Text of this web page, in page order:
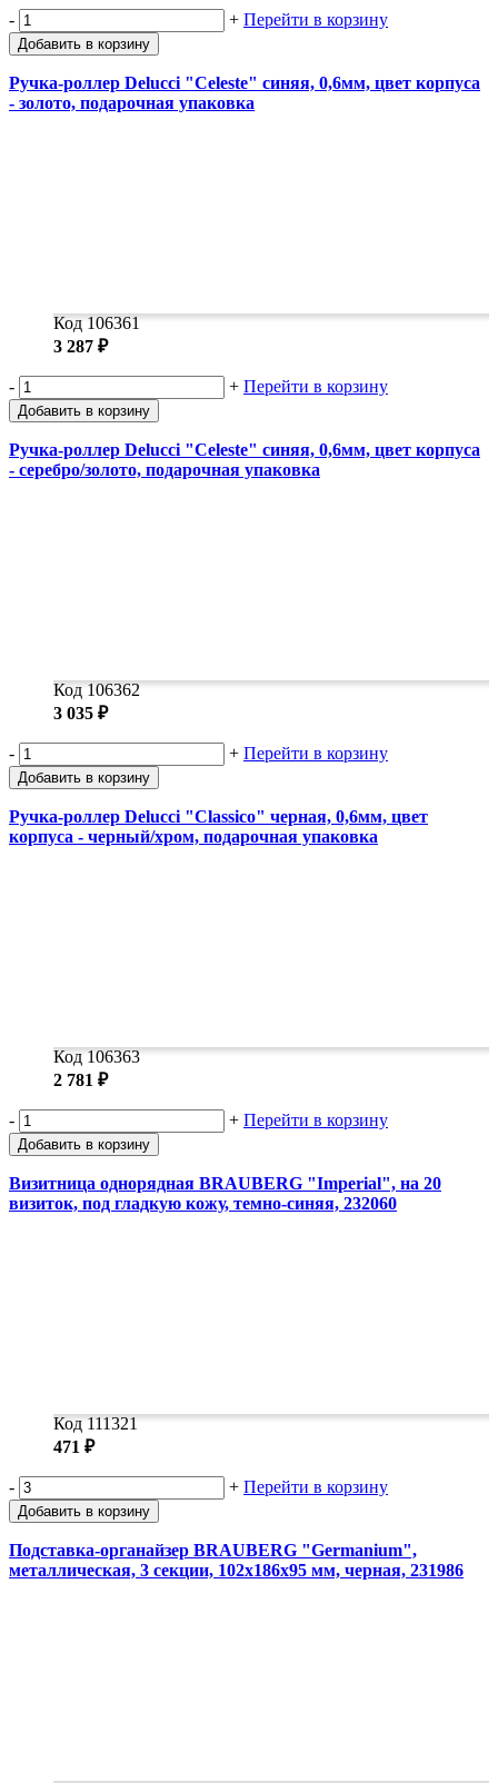
- + Перейти в корзину
Добавить в корзину
Ручка-роллер Delucci "Celeste" синяя, 0,6мм, цвет корпуса
- золото, подарочная упаковка
Код 106361
3 287 ₽
- + Перейти в корзину
Добавить в корзину
Ручка-роллер Delucci "Celeste" синяя, 0,6мм, цвет корпуса
- серебро/золото, подарочная упаковка
Код 106362
3 035 ₽
- + Перейти в корзину
Добавить в корзину
Ручка-роллер Delucci "Classico" черная, 0,6мм, цвет
корпуса - черный/хром, подарочная упаковка
Код 106363
2 781 ₽
- + Перейти в корзину
Добавить в корзину
Визитница однорядная BRAUBERG "Imperial", на 20
визиток, под гладкую кожу, темно-синяя, 232060
Код 111321
471 ₽
- + Перейти в корзину
Добавить в корзину
Подставка-органайзер BRAUBERG "Germanium",
металлическая, 3 секции, 102х186х95 мм, черная, 231986